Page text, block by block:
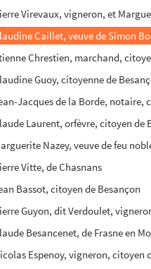
Virevaux, vigneron, et
Caillet, veuve de Simon
Chrestien, marchand,
Guoy, citoyenne de
Jacques de la Borde, notaire,
Laurent, orfèvre, citoyen de
Nazey, veuve de feu
Vitte, de Chasnans
Bassot, citoyen de Besançon
Guyon, dit Verdoulet,
Besancenet, de Frasne en
Espenoy, vigneron, citoyen